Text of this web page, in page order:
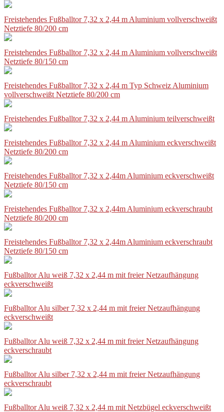
Freistehendes Fußballtor 7,32 x 2,44 m Aluminium vollverschweißt
Netztiefe 80/200 cm
Freistehendes Fußballtor 7,32 x 2,44 m Aluminium vollverschweißt
Netztiefe 80/150 cm
Freistehendes Fußballtor 7,32 x 2,44 m Typ Schweiz Aluminium
vollverschweißt Netztiefe 80/200 cm
Freistehendes Fußballtor 7,32 x 2,44 m Aluminium teilverschweißt
Freistehendes Fußballtor 7,32 x 2,44 m Aluminium eckverschweißt
Netztiefe 80/200 cm
Freistehendes Fußballtor 7,32 x 2,44m Aluminium eckverschweißt
Netztiefe 80/150 cm
Freistehendes Fußballtor 7,32 x 2,44m Aluminium eckverschraubt
Netztiefe 80/200 cm
Freistehendes Fußballtor 7,32 x 2,44m Aluminium eckverschraubt
Netztiefe 80/150 cm
Fußballtor Alu weiß 7,32 x 2,44 m mit freier Netzaufhängung
eckverschweißt
Fußballtor Alu silber 7,32 x 2,44 m mit freier Netzaufhängung
eckverschweißt
Fußballtor Alu weiß 7,32 x 2,44 m mit freier Netzaufhängung
eckverschraubt
Fußballtor Alu silber 7,32 x 2,44 m mit freier Netzaufhängung
eckverschraubt
Fußballtor Alu weiß 7,32 x 2,44 m mit Netzbügel eckverschweißt